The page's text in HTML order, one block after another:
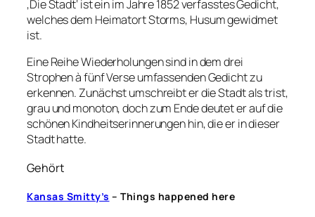
‚Die Stadt‘ ist ein im Jahre 1852 verfasstes Gedicht,
welches dem Heimatort Storms, Husum gewidmet
ist.
Eine Reihe Wiederholungen sind in dem drei
Strophen à fünf Verse umfassenden Gedicht zu
erkennen. Zunächst umschreibt er die Stadt als trist,
grau und monoton, doch zum Ende deutet er auf die
schönen Kindheitserinnerungen hin, die er in dieser
Stadt hatte.
Gehört
Kansas Smitty’s – Things happened here